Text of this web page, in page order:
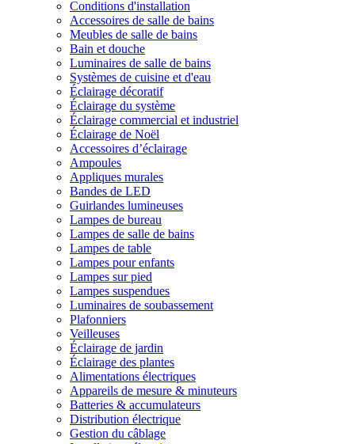
Conditions d'installation
Accessoires de salle de bains
Meubles de salle de bains
Bain et douche
Luminaires de salle de bains
Systèmes de cuisine et d'eau
Éclairage décoratif
Éclairage du système
Éclairage commercial et industriel
Éclairage de Noël
Accessoires d’éclairage
Ampoules
Appliques murales
Bandes de LED
Guirlandes lumineuses
Lampes de bureau
Lampes de salle de bains
Lampes de table
Lampes pour enfants
Lampes sur pied
Lampes suspendues
Luminaires de soubassement
Plafonniers
Veilleuses
Éclairage de jardin
Éclairage des plantes
Alimentations électriques
Appareils de mesure & minuteurs
Batteries & accumulateurs
Distribution électrique
Gestion du câblage